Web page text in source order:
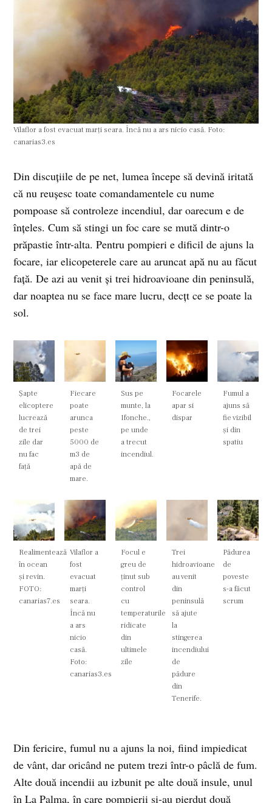
Vilaflor a fost evacuat marți seara. Încă nu a ars nicio casă. Foto:
canarias3.es
Din discuțiile de pe net, lumea începe să devină iritată
că nu reușesc toate comandamentele cu nume
pompoase să controleze incendiul, dar oarecum e de
înțeles. Cum să stingi un foc care se mută dintr-o
prăpastie într-alta. Pentru pompieri e dificil de ajuns la
focare, iar elicopeterele care au aruncat apă nu au făcut
față. De azi au venit și trei hidroavioane din peninsulă,
dar noaptea nu se face mare lucru, decțt ce se poate la
sol.
Șapte
elicoptere
lucrează
de trei
zile dar
nu fac
față
Fiecare
poate
arunca
peste
5000 de
m3 de
apă de
mare.
Sus pe
munte, la
Ifonche.,
pe unde
a trecut
incendiul.
Focarele
apar si
dispar
Fumul a
ajuns să
fie vizibil
și din
spatiu
Realimentează
în ocean
și revin.
FOTO:
canarias7.es
Vilaflor a
fost
evacuat
marți
seara.
Încă nu
a ars
nicio
casă.
Foto:
canarias3.es
Focul e
greu de
ținut sub
control
cu
temperaturile
ridicate
din
ultimele
zile
Trei
hidroavioane
au venit
din
peninsulă
să ajute
la
stingerea
incendiului
de
pădure
din
Tenerife.
Pădurea
de
poveste
s-a făcut
scrum
Din fericire, fumul nu a ajuns la noi, fiind impiedicat
de vânt, dar oricând ne putem trezi într-o pâclă de fum.
Alte două incendii au izbunit pe alte două insule, unul
în La Palma, în care pompierii și-au pierdut două